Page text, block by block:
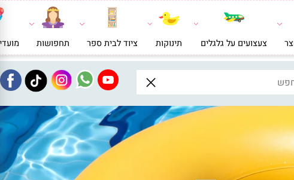
צעצועים על גלגלים תינוקות ציוד לבית ספר תחפושות